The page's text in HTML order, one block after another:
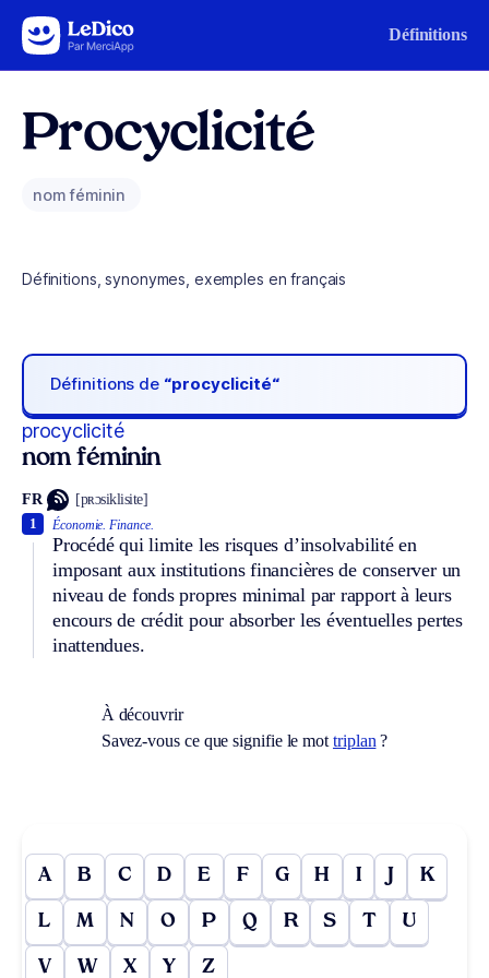
Aller au contenu Définitions
Procyclicité
nom féminin
Définitions, synonymes, exemples en français
Définitions de “procyclicité“
procyclicité
nom féminin
FR [pʀɔsiklisite]
Économie. Finance.
Procédé qui limite les risques d’insolvabilité en
imposant aux institutions financières de conserver un
niveau de fonds propres minimal par rapport à leurs
encours de crédit pour absorber les éventuelles pertes
inattendues.
1
À découvrir
Savez-vous ce que signifie le mot triplan ?
A B C D E F G H I J K
L M N O P Q R S T U
V W X Y Z